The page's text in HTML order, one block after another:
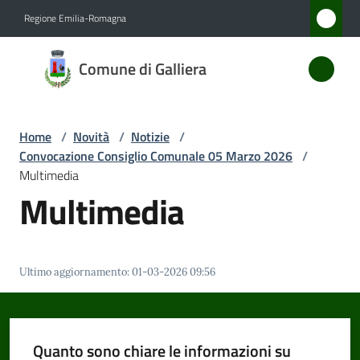
Regione Emilia-Romagna
Comune di Galliera
Comune
di
Amministrazione
Novità
Galliera
Home / Novità / Notizie /
Convocazione Consiglio Comunale 05 Marzo 2026 /
Multimedia
Multimedia
Ultimo aggiornamento:01-03-2026 09:56
Quanto sono chiare le informazioni su